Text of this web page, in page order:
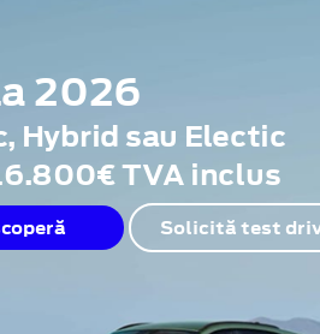
2026
Hybrid sau Electic
TVA inclus
Solicită test